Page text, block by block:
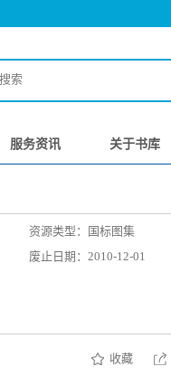
服务资讯 关于书库
资源类型：国标图集
废止日期：2010-12-01
收藏